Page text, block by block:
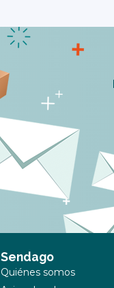
Sendago
Quiénes somos